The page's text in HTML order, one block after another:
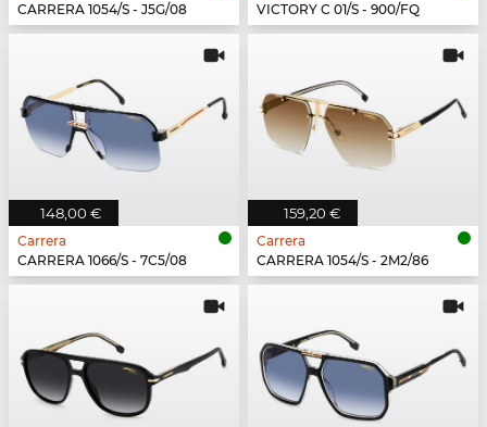
CARRERA 1054/S - J5G/08
VICTORY C 01/S - 900/FQ
148,00 €
Carrera
CARRERA 1066/S - 7C5/08
159,20 €
Carrera
CARRERA 1054/S - 2M2/86